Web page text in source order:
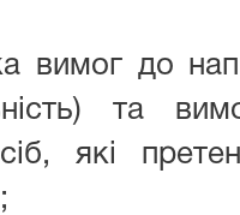
вимог до
та
які
;